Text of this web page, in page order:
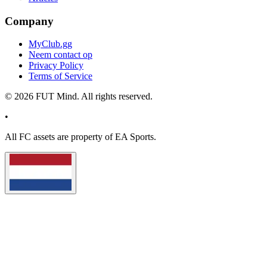
Company
MyClub.gg
Neem contact op
Privacy Policy
Terms of Service
© 2026 FUT Mind. All rights reserved.
•
All FC assets are property of EA Sports.